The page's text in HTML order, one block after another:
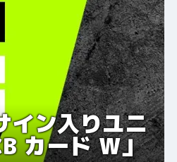
ン入りユニ
カード W」